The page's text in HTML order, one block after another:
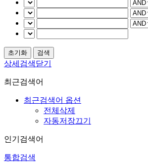
상세검색닫기
최근검색어
최근검색어 옵션
전체삭제
자동저장끄기
인기검색어
통합검색